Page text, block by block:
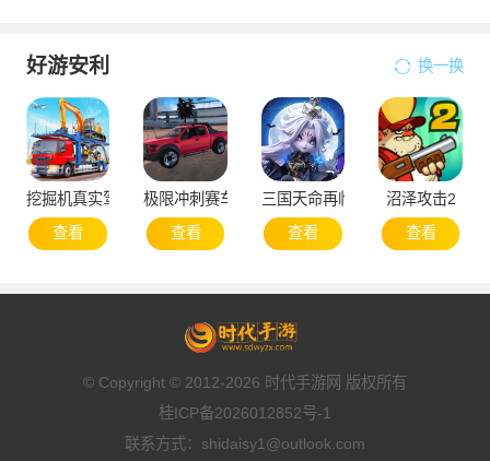
好游安利 换一换
挖掘机真实驾驶
查看
极限冲刺赛车
查看
三国天命再临
查看
沼泽攻击2
查看
© Copyright © 2012-2026 时代手游网 版权所有
桂ICP备2026012852号-1
联系方式：shidaisy1@outlook.com